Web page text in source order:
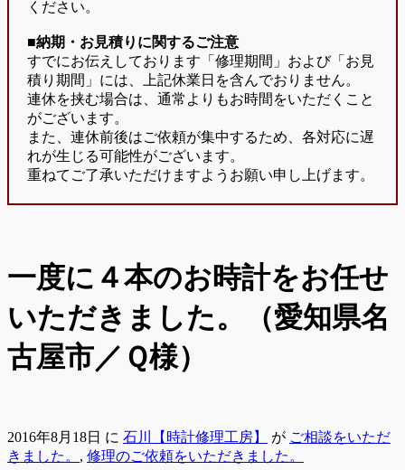
ください。
■納期・お見積りに関するご注意
すでにお伝えしております「修理期間」および「お見
積り期間」には、上記休業日を含んでおりません。
連休を挟む場合は、通常よりもお時間をいただくこと
がございます。
また、連休前後はご依頼が集中するため、各対応に遅
れが生じる可能性がございます。
重ねてご了承いただけますようお願い申し上げます。
一度に４本のお時計をお任せ
いただきました。（愛知県名
古屋市／Ｑ様）
2016年8月18日 に 石川【時計修理工房】 が ご相談をいただ
きました。 , 修理のご依頼をいただきました。